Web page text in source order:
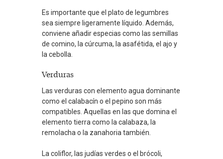
Es importante que el plato de legumbres
sea siempre ligeramente líquido. Además,
conviene añadir especias como las semillas
de comino, la cúrcuma, la asafétida, el ajo y
la cebolla.
Verduras
Las verduras con elemento agua dominante
como el calabacín o el pepino son más
compatibles. Aquellas en las que domina el
elemento tierra como la calabaza, la
remolacha o la zanahoria también.
La coliflor, las judías verdes o el brócoli,